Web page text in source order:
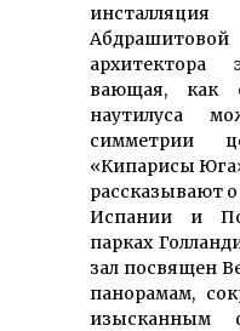
Абдрашитовой
архитектора
вающая, как
наутилуса
симметрии
«Кипарисы
рассказывают
Испании и
парках
зал посвящен
панорамам,
изысканным